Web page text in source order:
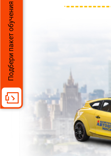
Подбери пакет обучения